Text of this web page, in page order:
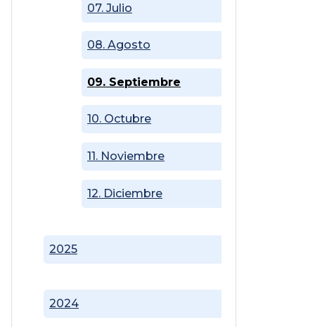
2024
2025
07. Julio
08. Agosto
09. Septiembre
10. Octubre
11. Noviembre
12. Diciembre